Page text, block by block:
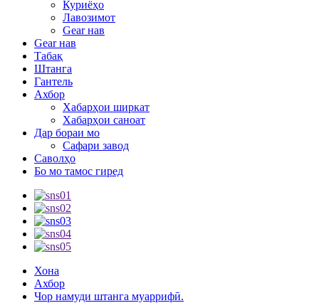
Куриёҳо
Лавозимот
Gear нав
Gear нав
Табақ
Штанга
Гантель
Ахбор
Хабарҳои ширкат
Хабарҳои саноат
Дар бораи мо
Сафари завод
Саволҳо
Бо мо тамос гиред
Хона
Ахбор
Чор намуди штанга муаррифӣ.